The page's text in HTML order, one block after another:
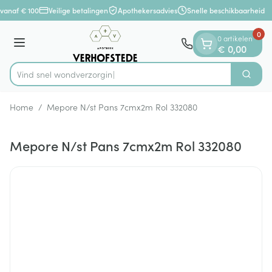
Ga naar de inhoud
1 van 1
€ 100 Veilige betalingen Apothekersadvies Snelle beschikbaarheid
Menu
Product, merk, categorie...
Vind snel wondv Zoek
0 artikelen
€ 0,00
0
Home / Mepore N/st Pans 7cmx2m Rol 332080
Mepore N/st Pans 7cmx2m Rol 332080